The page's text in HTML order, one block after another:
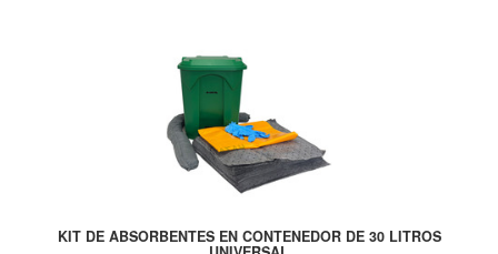
KIT DE ABSORBENTES EN CONTENEDOR DE 30 LITROS